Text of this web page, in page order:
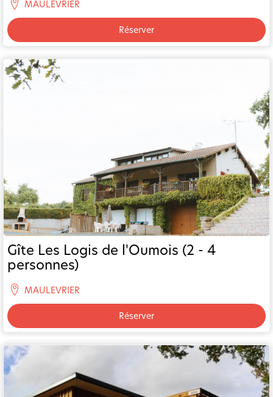
MAULEVRIER
Réserver
Gîte Les Logis de l'Oumois (2 - 4
personnes)
MAULEVRIER
Réserver